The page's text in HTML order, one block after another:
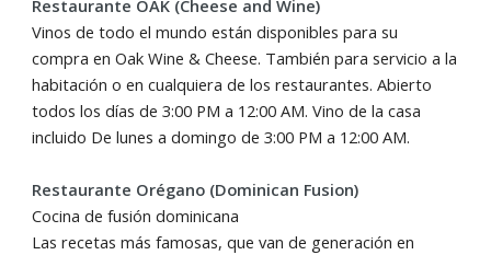
Restaurante OAK (Cheese and Wine)
Vinos de todo el mundo están disponibles para su
compra en Oak Wine & Cheese. También para servicio a la
habitación o en cualquiera de los restaurantes. Abierto
todos los días de 3:00 PM a 12:00 AM. Vino de la casa
incluido De lunes a domingo de 3:00 PM a 12:00 AM.
Restaurante Orégano (Dominican Fusion)
Cocina de fusión dominicana
Las recetas más famosas, que van de generación en